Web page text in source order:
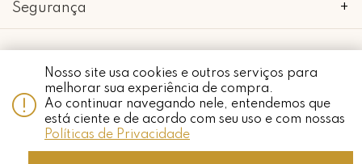
Nosso site usa cookies e outros serviços para
melhorar sua experiência de compra.
Ao continuar navegando nele, entendemos que
está ciente e de acordo com seu uso e com nossas
Políticas de Privacidade
Whatsapp
Segurança +
copyright 2018 - 2022 • mimo galeria • 52.898.662/0001-24 • todos os
direitos reservados.